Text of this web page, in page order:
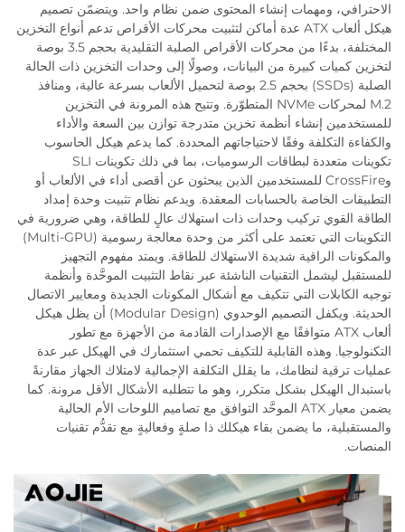
الاحترافي، ومهمات إنشاء المحتوى ضمن نظام واحد. ويتضمّن تصميم
هيكل ألعاب ATX عدة أماكن لتثبيت محركات الأقراص تدعم أنواع التخزين
المختلفة، بدءًا من محركات الأقراص الصلبة التقليدية بحجم 3.5 بوصة
لتخزين كميات كبيرة من البيانات، وصولًا إلى وحدات التخزين ذات الحالة
الصلبة (SSDs) بحجم 2.5 بوصة لتحميل الألعاب بسرعة عالية، ومنافذ
M.2 لمحركات NVMe المتطوّرة. وتتيح هذه المرونة في التخزين
للمستخدمين إنشاء أنظمة تخزين متدرجة توازن بين السعة والأداء
والكفاءة التكلفة وفقًا لاحتياجاتهم المحددة. كما يدعم هيكل الحاسوب
تكوينات متعددة لبطاقات الرسوميات، بما في ذلك تكوينات SLI
وCrossFire للمستخدمين الذين يبحثون عن أقصى أداء في الألعاب أو
التطبيقات الخاصة بالحسابات المعقدة. ويدعم نظام تثبيت وحدة إمداد
الطاقة القوي تركيب وحدات ذات استهلاك عالٍ للطاقة، وهي ضرورية في
التكوينات التي تعتمد على أكثر من وحدة معالجة رسومية (Multi-GPU)
والمكونات الراقية شديدة الاستهلاك للطاقة. ويمتد مفهوم التجهيز
للمستقبل ليشمل التقنيات الناشئة عبر نقاط التثبيت الموحَّدة وأنظمة
توجيه الكابلات التي تتكيف مع أشكال المكونات الجديدة ومعايير الاتصال
الحديثة. ويكفل التصميم الوحدوي (Modular Design) أن يظل هيكل
ألعاب ATX متوافقًا مع الإصدارات القادمة من الأجهزة مع تطور
التكنولوجيا. وهذه القابلية للتكيف تحمي استثمارك في الهيكل عبر عدة
عمليات ترقية لنظامك، ما يقلل التكلفة الإجمالية لامتلاك الجهاز مقارنةً
باستبدال الهيكل بشكل متكرر، وهو ما تتطلبه الأشكال الأقل مرونة. كما
يضمن معيار ATX الموحَّد التوافق مع تصاميم اللوحات الأم الحالية
والمستقبلية، ما يضمن بقاء هيكلك ذا صلةٍ وفعاليةٍ مع تقدُّم تقنيات
المنصات.